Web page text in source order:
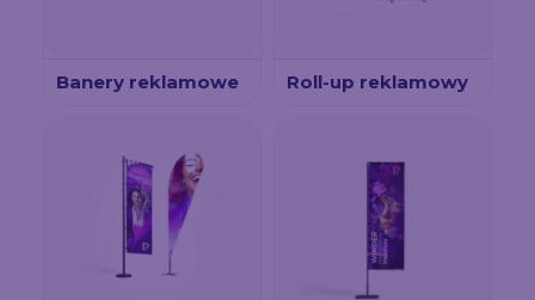
Banery reklamowe Roll-up reklamowy